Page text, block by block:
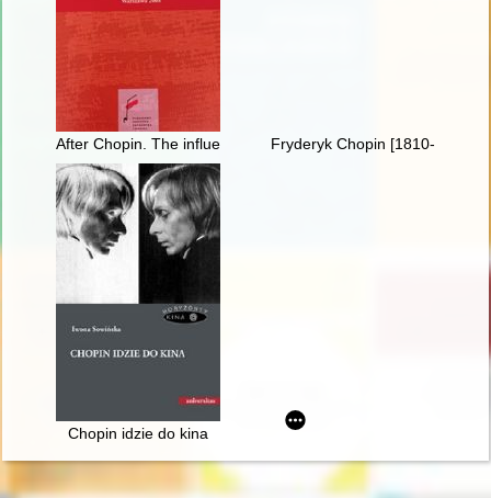
After Chopin. The influence of Chopin's music on European
Fryderyk Chopin [1810-1849].
Chopin idzie do kina